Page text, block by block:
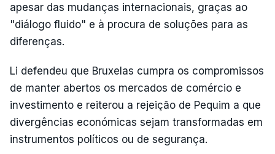
apesar das mudanças internacionais, graças ao
"diálogo fluido" e à procura de soluções para as
diferenças.
Li defendeu que Bruxelas cumpra os compromissos
de manter abertos os mercados de comércio e
investimento e reiterou a rejeição de Pequim a que
divergências económicas sejam transformadas em
instrumentos políticos ou de segurança.